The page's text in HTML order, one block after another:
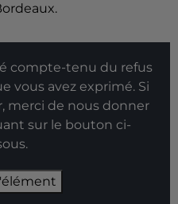
compte-tenu du refus
vous avez exprimé. Si
merci de nous donner
sur le bouton ci-